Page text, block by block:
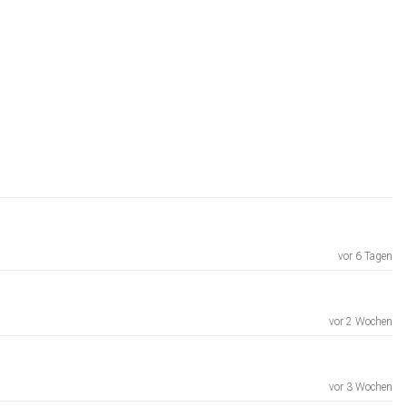
vor 6 Tagen
vor 2 Wochen
vor 3 Wochen